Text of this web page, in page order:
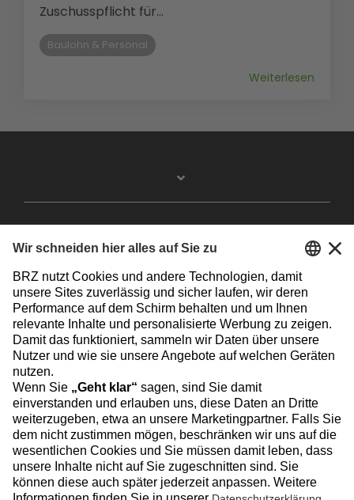
Zuschusspflicht für...
Baulohn & Personal
Weiterlesen
FacebookInstagramLinkedinYouTube